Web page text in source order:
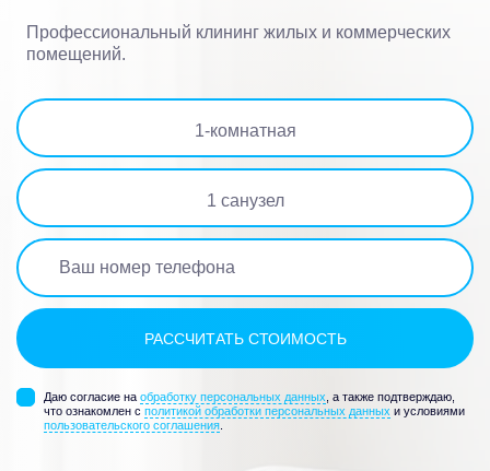
Профессиональный клининг жилых и коммерческих
помещений.
1-комнатная
1 санузел
Даю согласие на обработку персональных данных , а также подтверждаю,
что ознакомлен с политикой обработки персональных данных и условиями
пользовательского соглашения